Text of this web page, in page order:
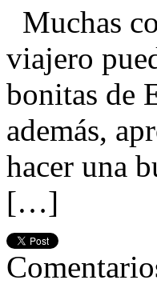
Muchas
viajero
bonitas de
además,
hacer una
[…]